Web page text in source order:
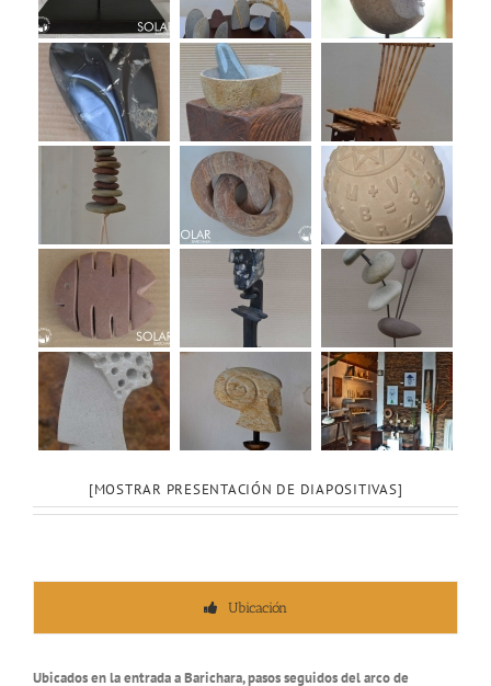
[MOSTRAR PRESENTACIÓN DE DIAPOSITIVAS]
Ubicación
Ubicados en la entrada a Barichara, pasos seguidos del arco de